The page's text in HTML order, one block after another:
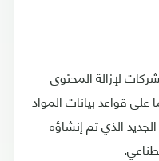
لإزالة المحتوى
على قواعد بيانات المواد
الذي تم إنشاؤه